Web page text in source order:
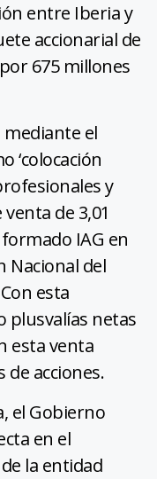
entre Iberia y
accionarial de
675 millones
mediante el
‘colocación
y
de 3,01
IAG en
Nacional del
esta
plusvalías netas
esta venta
de acciones.
el Gobierno
en el
la entidad